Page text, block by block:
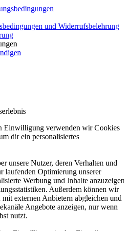
und Widerrufsbelehrung
Einwilligung verwenden wir Cookies
dir ein personalisiertes
unsere Nutzer, deren Verhalten und
laufenden Optimierung unserer
Werbung und Inhalte anzuzeigen
Außerdem können wir
externen Anbietern abgleichen und
Angebote anzeigen, nur wenn
nutzt.